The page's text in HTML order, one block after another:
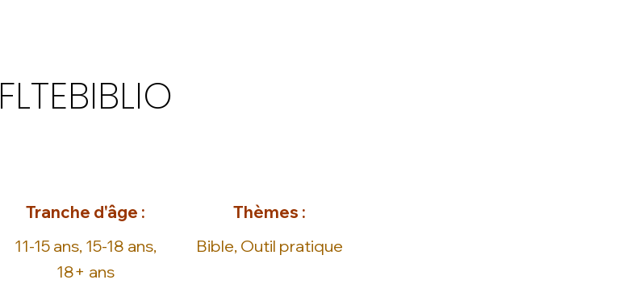
Tranche d'âge : Thèmes :
FLTEBIBLIO
11-15 ans, 15-18 ans,
18+ ans
Bible, Outil pratique